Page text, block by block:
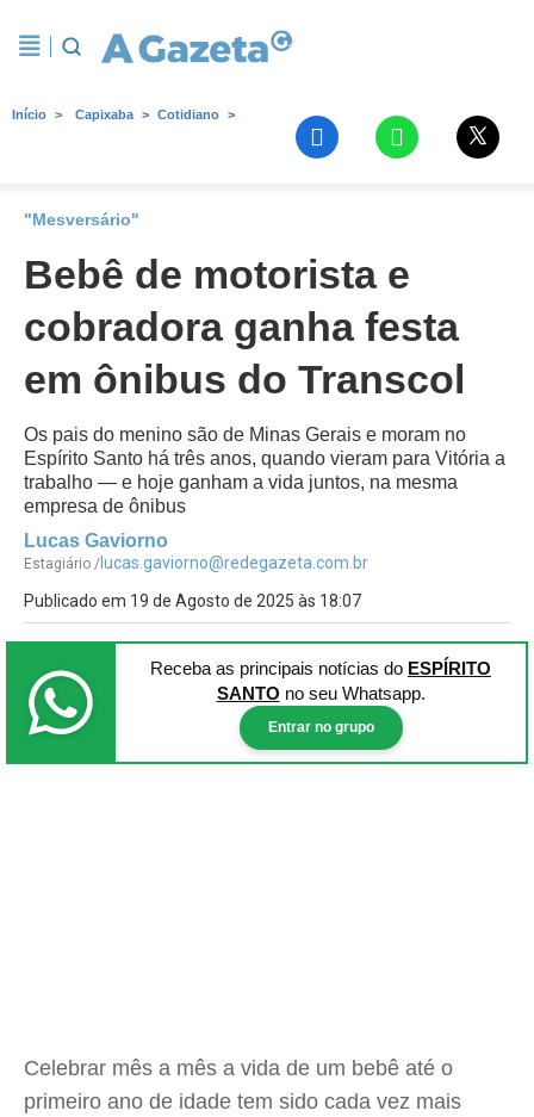
Início Capixaba Cotidiano
"Mesversário"
Bebê de motorista e
cobradora ganha festa
em ônibus do Transcol
Os pais do menino são de Minas Gerais e moram no
Espírito Santo há três anos, quando vieram para Vitória a
trabalho — e hoje ganham a vida juntos, na mesma
empresa de ônibus
Lucas Gaviorno
Estagiário / lucas.gaviorno@redegazeta.com.br
Publicado em 19 de Agosto de 2025 às 18:07
Receba as principais notícias do ESPÍRITO
SANTO no seu Whatsapp.
Entrar no grupo
Celebrar mês a mês a vida de um bebê até o
primeiro ano de idade tem sido cada vez mais